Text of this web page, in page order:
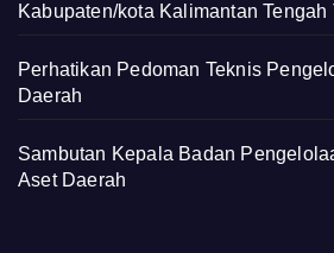
Kabupaten/kota Kalimantan Tengah
Perhatikan Pedoman Teknis
Daerah
Sambutan Kepala Badan
Aset Daerah